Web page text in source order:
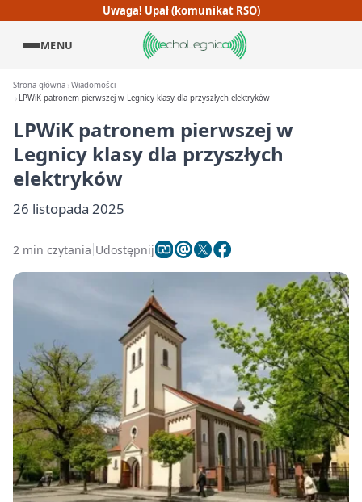
Uwaga! Upał (komunikat RSO)
MENU
Strona główna Wiadomości
LPWiK patronem pierwszej w Legnicy klasy dla przyszłych elektryków
LPWiK patronem pierwszej w
Legnicy klasy dla przyszłych
elektryków
26 listopada 2025
2 min czytania Udostępnij